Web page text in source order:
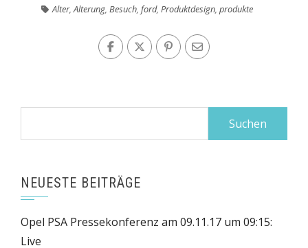
Alter,Alterung, Besuch, ford, Produktdesign, produkte
NEUESTE BEITRÄGE
Opel PSA Pressekonferenz am 09.11.17 um 09:15:
Live